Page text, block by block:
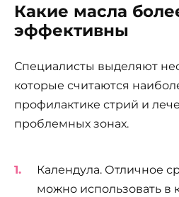
Какие масла
эффективны
Специалисты выделяют
которые считаются
профилактике стрий и
проблемных зонах.
Календула. Отличное
можно использовать в